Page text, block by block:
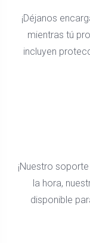
¡Déjanos
mientras tú
incluyen
¡Nuestro
la hora,
disponible